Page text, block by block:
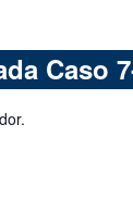
Caso